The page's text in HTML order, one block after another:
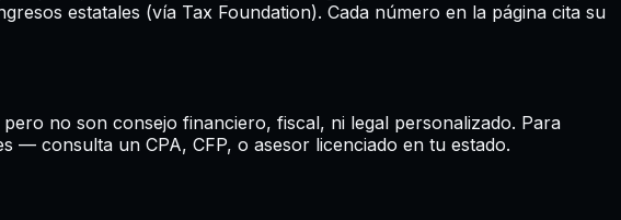
estatales (vía Tax Foundation). Cada número en la página cita su
no son consejo financiero, fiscal, ni legal personalizado. Para
— consulta un CPA, CFP, o asesor licenciado en tu estado.